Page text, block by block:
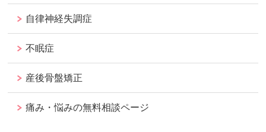
自律神経失調症
不眠症
産後骨盤矯正
痛み・悩みの無料相談ページ